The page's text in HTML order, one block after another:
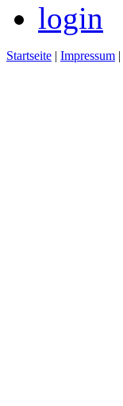
login
Startseite | Impressum |